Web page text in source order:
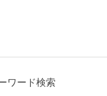
ワード検索